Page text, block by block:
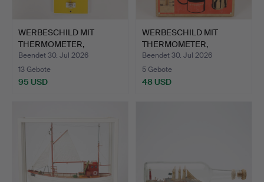
WERBESCHILD MIT
THERMOMETER,
"Duckhams", B…
Beendet 30. Jul 2026
13 Gebote
95 USD
WERBESCHILD MIT
THERMOMETER,
"Motorcraft F…
Beendet 30. Jul 2026
5 Gebote
48 USD